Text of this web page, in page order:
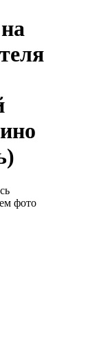
фото